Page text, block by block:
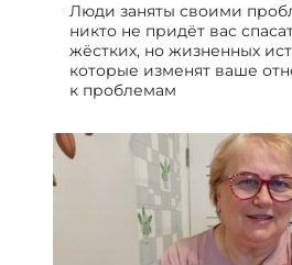
Люди заняты своими
никто не придёт вас
жёстких, но жизненных
которые изменят ваше
к проблемам